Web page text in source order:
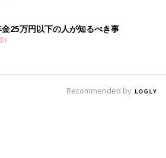
金25万円以下の人が知るべき事
)
Recommended by